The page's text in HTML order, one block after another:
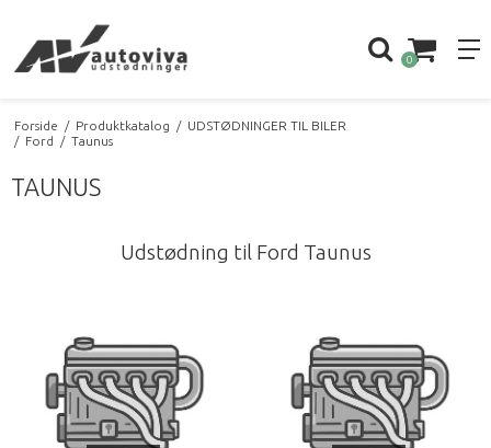
0
Forside / Produktkatalog / UDSTØDNINGER TIL BILER
/ Ford / Taunus
TAUNUS
Udstødning til Ford Taunus